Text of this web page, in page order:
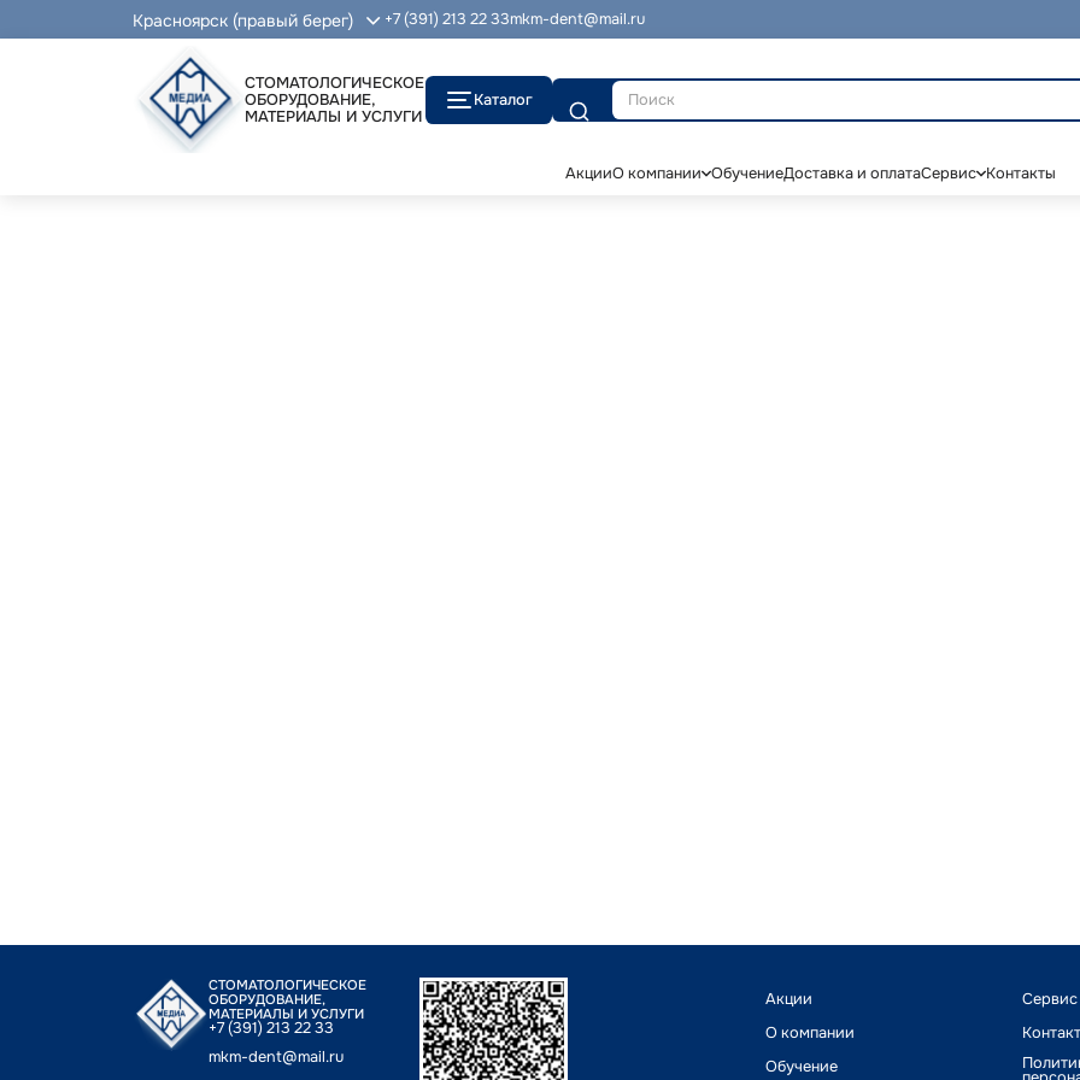
Красноярск (правый берег) +7 (391) 213 22 33mkm-dent@mail.ru
СТОМАТОЛОГИЧЕСКОЕ
ОБОРУДОВАНИЕ,
МАТЕРИАЛЫ И УСЛУГИ
Каталог
Поиск
АкцииО компании ОбучениеДоставка и оплатаСервис Контакты
СТОМАТОЛОГИЧЕСКОЕ
ОБОРУДОВАНИЕ,
МАТЕРИАЛЫ И УСЛУГИ
+7 (391) 213 22 33
mkm-dent@mail.ru
Акции
О компании
Обучение
Сервис